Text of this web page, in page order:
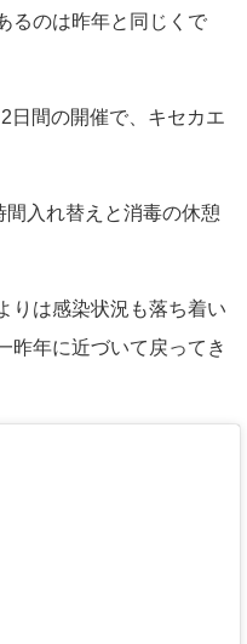
るのは昨年と同じくで
日間の開催で、キセカエ
入れ替えと消毒の休憩
りは感染状況も落ち着い
昨年に近づいて戻ってき